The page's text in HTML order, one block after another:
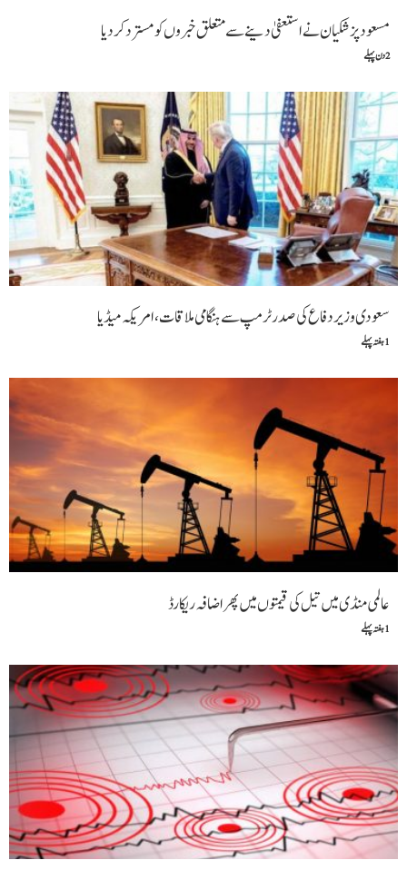
مسعود پزشکیان نے استعفیٰ دینے سے متعلق خبروں کو مسترد کردیا
2 دن پہلے
سعودی وزیر دفاع کی صدر ٹرمپ سے ہنگامی ملاقات،امریکہ میڈیا
1 ہفتہ پہلے
عالمی منڈی میں تیل کی قیمتوں میں پھر اضافہ ریکارڈ
1 ہفتہ پہلے